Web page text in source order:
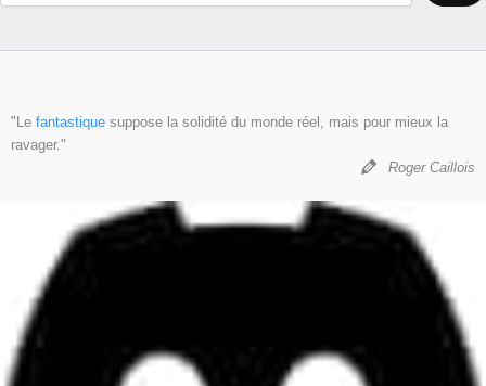
"Le fantastique suppose la solidité du monde réel, mais pour mieux la
ravager."
Roger Caillois